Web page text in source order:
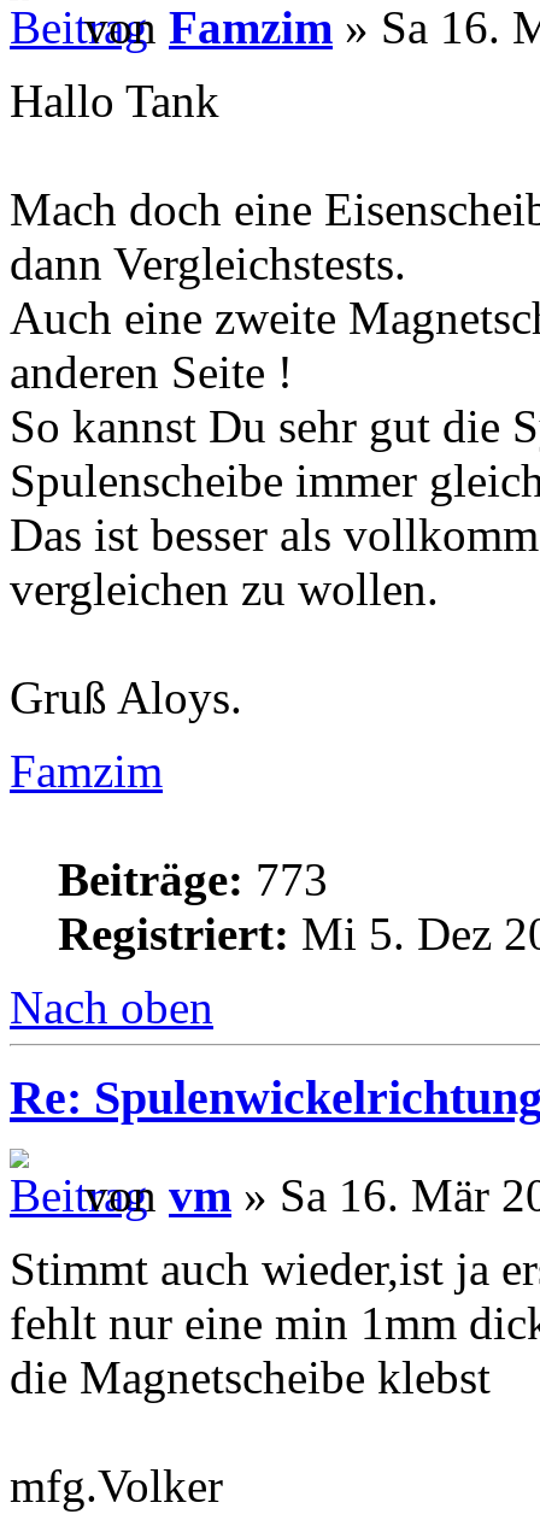
von Famzim » Sa 16.
Hallo Tank
Mach doch eine
dann Vergleichstests.
Auch eine zweite
anderen Seite !
So kannst Du sehr gut die
Spulenscheibe immer
Das ist besser als
vergleichen zu wollen.
Gruß Aloys.
Famzim
Beiträge: 773
Registriert: Mi 5. Dez
Nach oben
Re:
von vm » Sa 16. Mär
Stimmt auch wieder,ist ja
fehlt nur eine min 1mm
die Magnetscheibe klebst
mfg.Volker